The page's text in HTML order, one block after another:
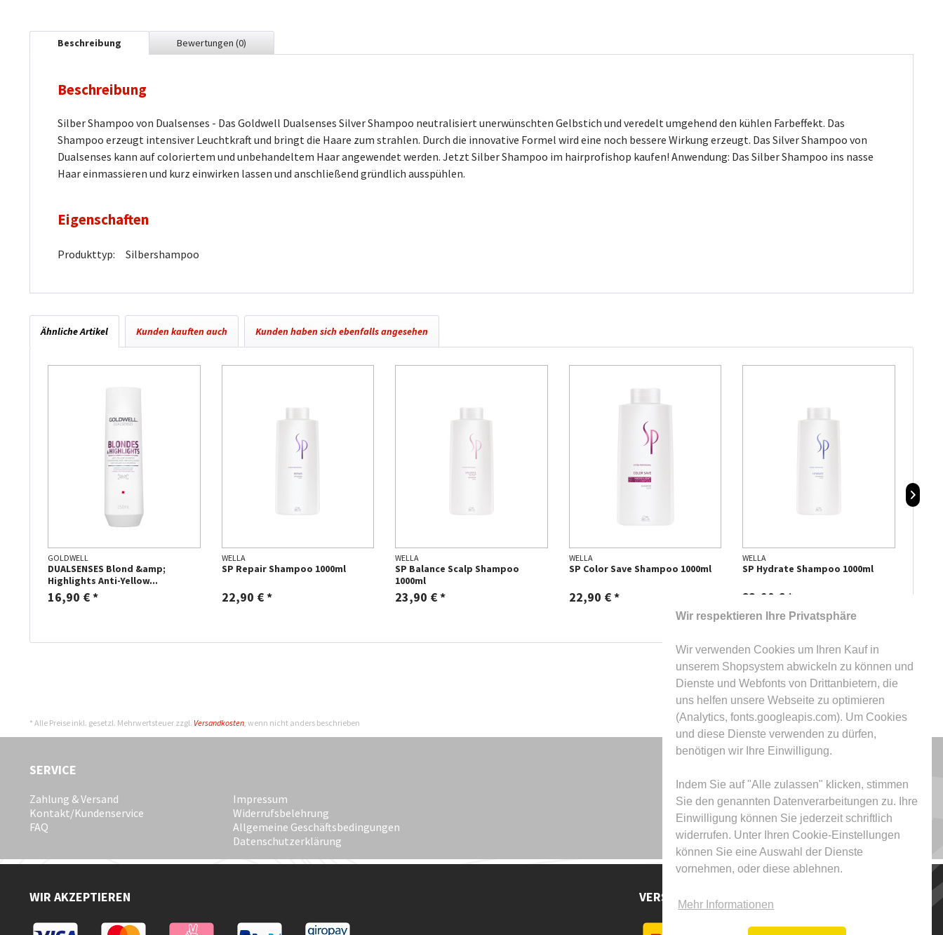
Wir respektieren Ihre Privatsphäre
Wir verwenden Cookies um Ihren Kauf in
unserem Shopsystem abwickeln zu können und
Dienste und Webfonts von Drittanbietern, die
uns helfen unsere Webseite zu optimieren
(Analytics, fonts.googleapis.com). Um Cookies
und diese Dienste verwenden zu dürfen,
benötigen wir Ihre Einwilligung.
Indem Sie auf "Alle zulassen" klicken, stimmen
Sie den genannten Datenverarbeitungen zu. Ihre
Einwilligung können Sie jederzeit schriftlich
widerrufen. Unter Ihren Cookie-Einstellungen
können Sie eine Auswahl der Dienste
vornehmen, oder diese ablehnen.
Mehr Informationen
Beschreibung Bewertungen (0)
Beschreibung
Silber Shampoo von Dualsenses - Das Goldwell Dualsenses Silver Shampoo neutralisiert unerwünschten Gelbstich und veredelt umgehend den kühlen Farbeffekt. Das
Shampoo erzeugt intensiver Leuchtkraft und bringt die Haare zum strahlen. Durch die innovative Formel wird eine noch bessere Wirkung erzeugt. Das Silver Shampoo von
Dualsenses kann auf coloriertem und unbehandeltem Haar angewendet werden. Jetzt Silber Shampoo im hairprofishop kaufen! Anwendung: Das Silber Shampoo ins nasse
Haar einmassieren und kurz einwirken lassen und anschließend gründlich ausspühlen.
Eigenschaften
Produkttyp: Silbershampoo
Ähnliche Artikel Kunden kauften auch Kunden haben sich ebenfalls angesehen
GOLDWELL
DUALSENSES Blond &amp;
Highlights Anti-Yellow...
16,90 € *
WELLA
SP Repair Shampoo 1000ml
22,90 € *
WELLA
SP Balance Scalp Shampoo
1000ml
23,90 € *
WELLA
SP Color Save Shampoo 1000ml
22,90 € *
WELLA
SP Hydrate Shampoo 1000ml
23,90 € *
* Alle Preise inkl. gesetzl. Mehrwertsteuer zzgl. Versandkosten, wenn nicht anders beschrieben
SERVICE
Zahlung & Versand
Kontakt/Kundenservice
FAQ
Impressum
Widerrufsbelehrung
Allgemeine Geschäftsbedingungen
Datenschutzerklärung
WIR AKZEPTIEREN VERSAND DURCH